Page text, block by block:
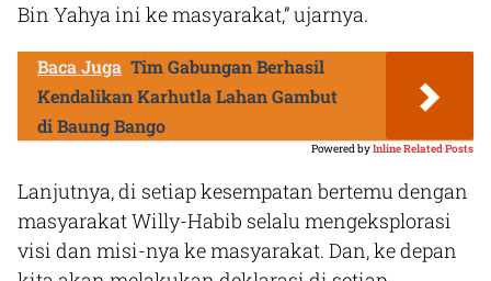
Bin Yahya ini ke masyarakat,” ujarnya.
Baca Juga Tim Gabungan Berhasil
Kendalikan Karhutla Lahan Gambut
di Baung Bango
Powered byInline Related Posts
Lanjutnya, di setiap kesempatan bertemu dengan
masyarakat Willy-Habib selalu mengeksplorasi
visi dan misi-nya ke masyarakat. Dan, ke depan